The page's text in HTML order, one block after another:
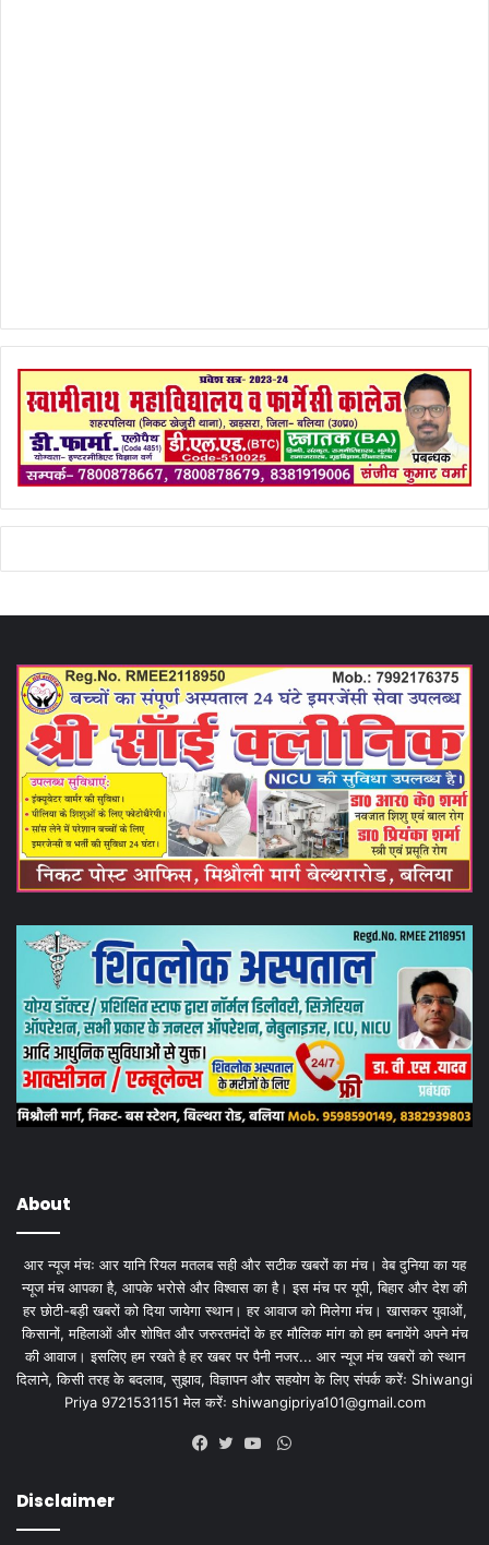
About
आर न्यूज मंचः आर यानि रियल मतलब सही और सटीक खबरों का मंच। वेब दुनिया का यह
न्यूज मंच आपका है, आपके भरोसे और विश्वास का है। इस मंच पर यूपी, बिहार और देश की
हर छोटी-बड़ी खबरों को दिया जायेगा स्थान। हर आवाज को मिलेगा मंच। खासकर युवाओं,
किसानों, महिलाओं और शोषित और जरुरतमंदों के हर मौलिक मांग को हम बनायेंगे अपने मंच
की आवाज। इसलिए हम रखते है हर खबर पर पैनी नजर... आर न्यूज मंच खबरों को स्थान
दिलाने, किसी तरह के बदलाव, सुझाव, विज्ञापन और सहयोग के लिए संपर्क करेंः Shiwangi
Priya 9721531151 मेल करेंः shiwangipriya101@gmail.com
WhatsApp
Disclaimer